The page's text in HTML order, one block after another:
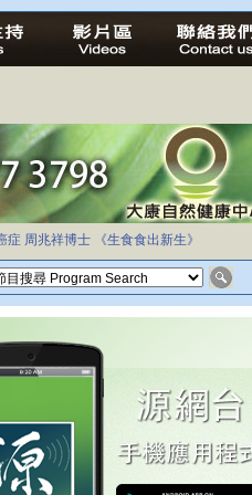
症 周兆祥博士 《生食食出新生》